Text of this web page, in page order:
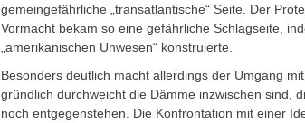
gemeingefährliche „transatlantische“ Seite. Der
Vormacht bekam so eine gefährliche Schlagseite,
„amerikanischen Unwesen“ konstruierte.
Besonders deutlich macht allerdings der Umgang
gründlich durchweicht die Dämme inzwischen sind,
noch entgegenstehen. Die Konfrontation mit einer